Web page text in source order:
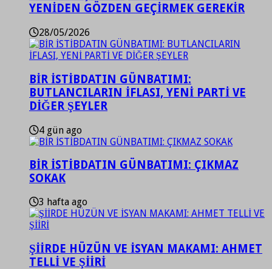
YENİDEN GÖZDEN GEÇİRMEK GEREKİR
28/05/2026
BİR İSTİBDATIN GÜNBATIMI:
BUTLANCILARIN İFLASI, YENİ PARTİ VE
DİĞER ŞEYLER
4 gün ago
BİR İSTİBDATIN GÜNBATIMI: ÇIKMAZ
SOKAK
3 hafta ago
ŞİİRDE HÜZÜN VE İSYAN MAKAMI: AHMET
TELLİ VE ŞİİRİ